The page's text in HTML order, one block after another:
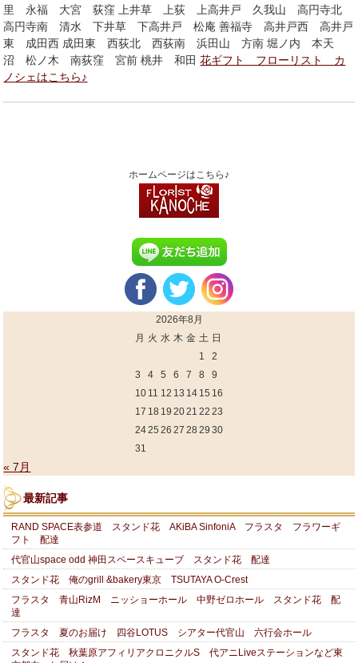
里 永福 大宮 荻窪 上井草 上荻 上高井戸 久我山 高円寺北
高円寺南 清水 下井草 下高井戸 松庵 善福寺 高井戸西 高井戸
東 成田西 成田東 西荻北 西荻南 浜田山 方南 堀ノ内 本天
沼 松ノ木 南荻窪 宮前 桃井 和田花ギフト フローリスト カ
ノシェはこちら♪
ホームページはこちら♪
2026年8月
月 火 水 木 金 土 日
1
2
3
4 5 6 7 8
9
10 11 12 13 14 15 16
17 18 19 2021 22 23
2425 26 27 28 29 30
31
« 7月
最新記事
RAND SPACE表参道 スタンド花 AKiBA SinfoniA フラスタ フラワーギ
フト 配達
代官山space odd 神田スペースキューブ スタンド花 配達
スタンド花 俺のgrill &bakery東京 TSUTAYA O-Crest
フラスタ 青山RizM ニッショーホール 中野ゼロホール スタンド花 配
達
フラスタ 夏のお届け 四谷LOTUS シアター代官山 六行会ホール
スタンド花 秋葉原アフィリアクロニクルS 代アニLiveステーションなど東